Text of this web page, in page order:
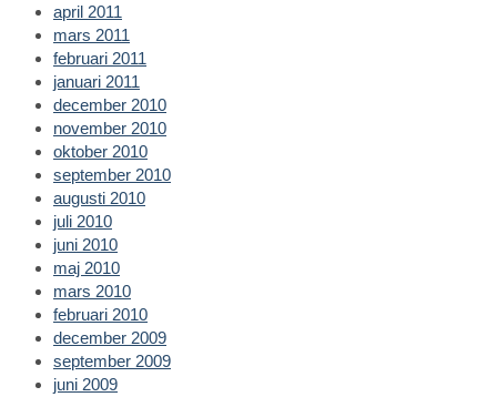
april 2011
mars 2011
februari 2011
januari 2011
december 2010
november 2010
oktober 2010
september 2010
augusti 2010
juli 2010
juni 2010
maj 2010
mars 2010
februari 2010
december 2009
september 2009
juni 2009